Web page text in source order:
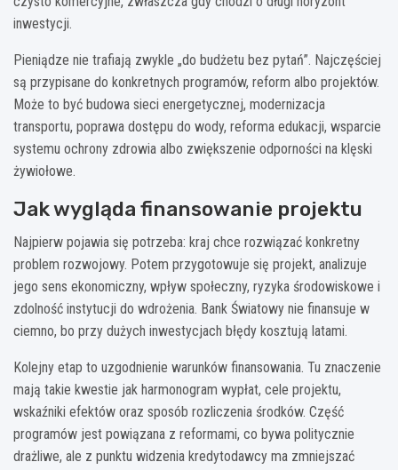
inwestycji.
Pieniądze nie trafiają zwykle „do budżetu bez pytań”. Najczęściej
są przypisane do konkretnych programów, reform albo projektów.
Może to być budowa sieci energetycznej, modernizacja
transportu, poprawa dostępu do wody, reforma edukacji, wsparcie
systemu ochrony zdrowia albo zwiększenie odporności na klęski
żywiołowe.
Jak wygląda finansowanie projektu
Najpierw pojawia się potrzeba: kraj chce rozwiązać konkretny
problem rozwojowy. Potem przygotowuje się projekt, analizuje
jego sens ekonomiczny, wpływ społeczny, ryzyka środowiskowe i
zdolność instytucji do wdrożenia. Bank Światowy nie finansuje w
ciemno, bo przy dużych inwestycjach błędy kosztują latami.
Kolejny etap to uzgodnienie warunków finansowania. Tu znaczenie
mają takie kwestie jak harmonogram wypłat, cele projektu,
wskaźniki efektów oraz sposób rozliczenia środków. Część
programów jest powiązana z reformami, co bywa politycznie
drażliwe, ale z punktu widzenia kredytodawcy ma zmniejszać